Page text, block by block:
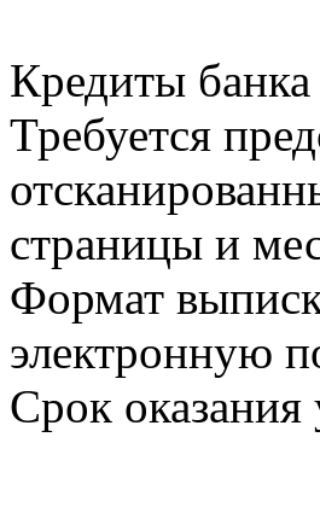
Кредиты
Требуется
страницы и
Формат
электронную
Срок оказания